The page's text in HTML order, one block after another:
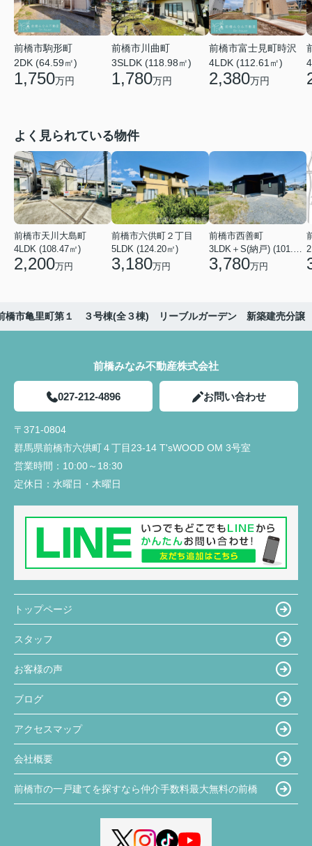
前橋市駒形町
2DK (64.59㎡)
1,750万円
前橋市川曲町
3SLDK (118.98㎡)
1,780万円
前橋市富士見町時沢
4LDK (112.61㎡)
2,380万円
よく見られている物件
前橋市天川大島町
4LDK (108.47㎡)
2,200万円
前橋市六供町２丁目
5LDK (124.20㎡)
3,180万円
前橋市西善町
3LDK＋S(納戸) (101.02㎡)
3,780万円
橋市亀里町第１ ３号棟(全３棟) リーブルガーデン 新築建売分譲
前橋みなみ不動産株式会社
027-212-4896 お問い合わせ
〒371-0804
群馬県前橋市六供町４丁目23‐14 T'sWOOD OM 3号室
営業時間： 10:00～18:30
定休日： 水曜日・木曜日
トップページ
スタッフ
お客様の声
ブログ
アクセスマップ
会社概要
前橋市の一戸建てを探すなら仲介手数料最大無料の前橋